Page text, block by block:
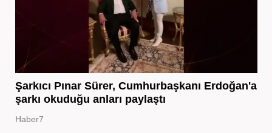
Şarkıcı Pınar Sürer, Cumhurbaşkanı Erdoğan'a
şarkı okuduğu anları paylaştı
Haber7